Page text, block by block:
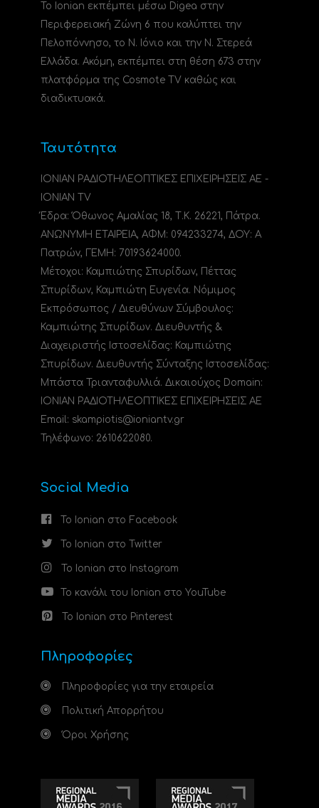
Το Ionian εκπέμπει μέσω Digea στην
Περιφερειακή Ζώνη 6 που καλύπτει την
Πελοπόννησο, το N. Ιόνιο και την Ν. Στερεά
Ελλάδα. Ακόμη, εκπέμπει στη θέση 673 στην
πλατφόρμα της Cosmote TV καθώς και
διαδικτυακά.
Ταυτότητα
ΙΟΝΙΑΝ ΡΑΔΙΟΤΗΛΕΟΠΤΙΚΕΣ ΕΠΙΧΕΙΡΗΣΕΙΣ ΑΕ -
IONIAN TV
Έδρα: Όθωνος Αμαλίας 18, Τ.Κ. 26221, Πάτρα.
ΑΝΩΝΥΜΗ ΕΤΑΙΡΕΙΑ, ΑΦΜ: 094233274, ΔΟΥ: A
Πατρών, ΓΕΜΗ: 70193624000.
Μέτοχοι: Καμπιώτης Σπυρίδων, Πέττας
Σπυρίδων, Καμπιώτη Ευγενία. Νόμιμος
Εκπρόσωπος / Διευθύνων Σύμβουλος:
Καμπιώτης Σπυρίδων. Διευθυντής &
Διαχειριστής Ιστοσελίδας: Καμπιώτης
Σπυρίδων. Διευθυντής Σύνταξης Ιστοσελίδας:
Μπάστα Τριανταφυλλιά. Δικαιούχος Domain:
ΙΟΝΙΑΝ ΡΑΔΙΟΤΗΛΕΟΠΤΙΚΕΣ ΕΠΙΧΕΙΡΗΣΕΙΣ ΑΕ
Email: skampiotis@ioniantv.gr
Τηλέφωνο: 2610622080.
Social Media
Το Ionian στο Facebook
Το Ionian στο Twitter
Το Ionian στο Instagram
Το κανάλι του Ionian στο YouTube
Το Ionian στο Pinterest
Πληροφορίες
Πληροφορίες για την εταιρεία
Πολιτική Απορρήτου
Όροι Χρήσης